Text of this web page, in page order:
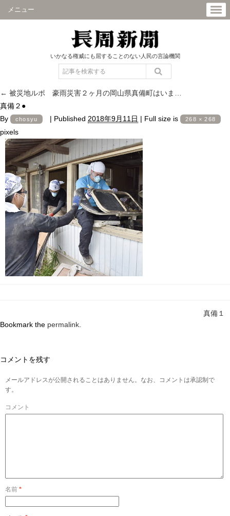
メニュー
いかなる権威にも屈することのない人民の言論機関
← 被災地ルポ 豪雨災害２ヶ月の岡山県真備町はいま…
真備２●
By
chosyu | Published 2018年9月11日 | Full size is 268 × 268
pixels
真備１
Bookmark the permalink
コメントを残す
メールアドレスが公開されることはありません。なお、コメントは承認制で
す。
コメント
名前 *